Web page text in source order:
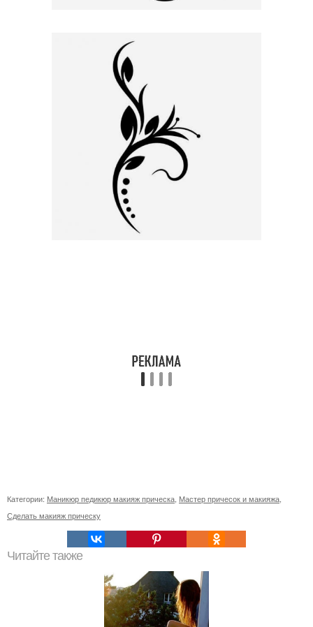
Категории: Маникюр педикюр макияж прическа Мастер причесок и макияжа
Сделать макияж прическу
Читайте также